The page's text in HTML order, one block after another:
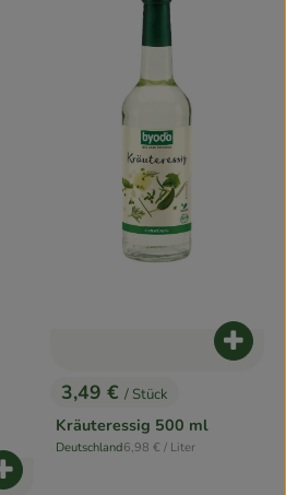
Produkt zum Warenkorb hinzufügen
, Preis:
3,49 € / Stück
Kräuteressig 500 ml
, Herkunft:
Deutschland, Referenzpreis:
6,98 € / Liter